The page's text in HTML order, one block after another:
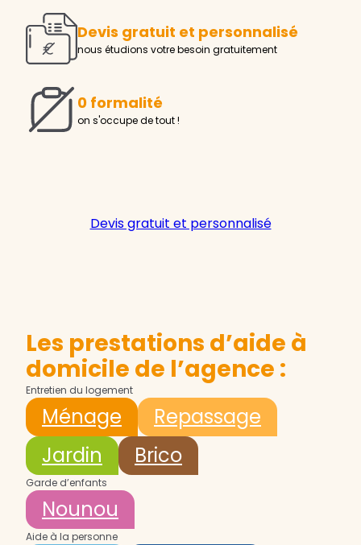
Devis gratuit et personnalisé
nous étudions votre besoin gratuitement
0 formalité
on s'occupe de tout !
Devis gratuit et personnalisé
Les prestations d’aide à
domicile de l’agence :
Entretien du logement
Ménage
Repassage
Jardin
Brico
Garde d’enfants
Nounou
Aide à la personne